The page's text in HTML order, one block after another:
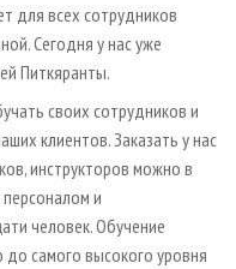
для всех сотрудников
Сегодня у нас уже
Питкяранты.
своих сотрудников и
клиентов. Заказать у нас
инструкторов можно в
и
человек. Обучение
самого высокого уровня